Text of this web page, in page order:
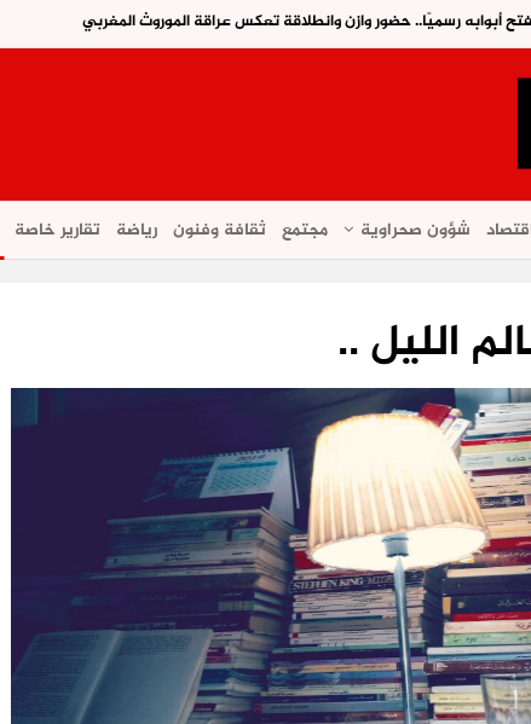
أبوابه رسميًا.. حضور وازن وانطلاقة تعكس عراقة الموروث المغربي
شؤون صحراوية مجتمع ثقافة وفنون رياضة تقارير خاصة
الليل ..